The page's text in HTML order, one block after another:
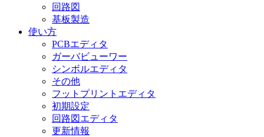
回路図
基板製造
使い方
PCBエディタ
ガーバビューワー
シンボルエディタ
その他
フットプリントエディタ
初期設定
回路図エディタ
更新情報